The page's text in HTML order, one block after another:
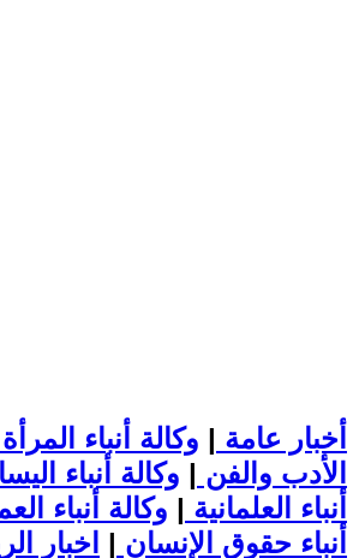
أخبار عامة | وكالة أنباء المرأة
الأدب والفن | وكالة أنباء
أنباء العلمانية | وكالة أنباء
أنباء حقوق الإنسان | اخبار